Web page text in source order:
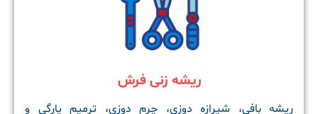
ریشه زنی فرش
ریشه بافی، شیرازه دوزی، چرم دوزی، ترمیم پارگی و